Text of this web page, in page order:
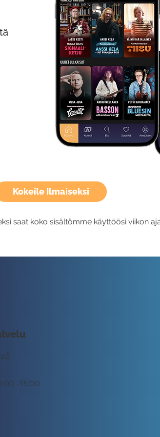
Kokeile Ilmaiseksi
saat koko sisältömme käyttöösi viikon
-15:00